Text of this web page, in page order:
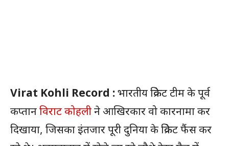
Virat Kohli Record :भारतीय क्रिकेट टीम के पूर्व
कप्तानविराट कोहलीने आखिरकार वो कारनामा कर
दिखाया, जिसका इंतजार पूरी दुनिया के क्रिकेट फैंस कर